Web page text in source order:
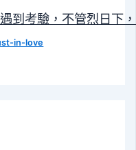
到考驗，不管烈日下
in-love